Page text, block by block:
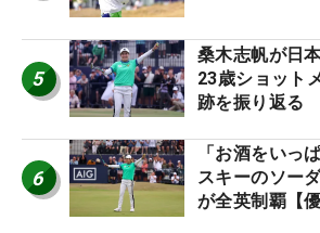
5
桑木志帆が日
23歳ショット
跡を振り返る
6
「お酒をいっ
スキーのソー
が全英制覇【